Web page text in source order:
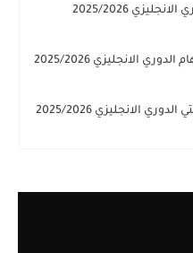
2025/2026
الانجليزي 2025/2026
الانجليزي 2025/2026